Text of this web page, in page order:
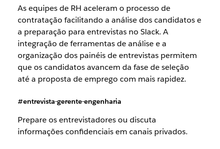
As equipes de RH aceleram o processo de
contratação facilitando a análise dos candidatos e
a preparação para entrevistas no Slack. A
integração de ferramentas de análise e a
organização dos painéis de entrevistas permitem
que os candidatos avancem da fase de seleção
até a proposta de emprego com mais rapidez.
#entrevista-gerente-engenharia
Prepare os entrevistadores ou discuta
informações confidenciais em canais privados.